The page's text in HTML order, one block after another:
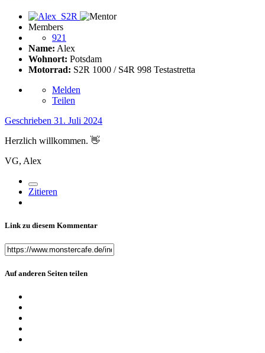
Members
921
Name: Alex
Wohnort: Potsdam
Motorrad: S2R 1000 / S4R 998 Testastretta
Melden
Teilen
Geschrieben 31. Juli 2024
Herzlich willkommen. 👋
VG, Alex
Zitieren
Link zu diesem Kommentar
Auf anderen Seiten teilen